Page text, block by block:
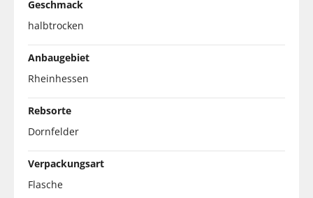
Geschmack
halbtrocken
Anbaugebiet
Rheinhessen
Rebsorte
Dornfelder
Verpackungsart
Flasche